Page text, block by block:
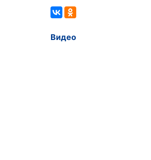
Видео